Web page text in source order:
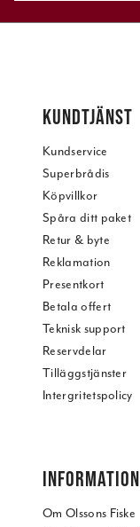
KUNDTJÄNST
Kundservice
Superbrådis
Köpvillkor
Spåra ditt paket
Retur & byte
Reklamation
Presentkort
Betala offert
Teknisk support
Reservdelar
Tilläggstjänster
Intergritetspolicy
INFORMATION
Om Olssons Fiske